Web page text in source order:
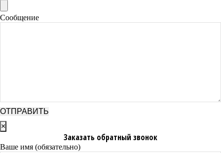
Сообщение
×
Заказать обратный звонок
Ваше имя (обязательно)